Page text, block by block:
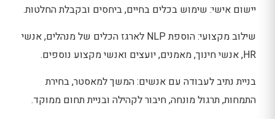
יישום אישי: שימוש בכלים בחיים, ביחסים ובקבלת החלטות.
שילוב מקצועי: הוספת NLP לארגז הכלים של מנהלים, אנשי
HR, אנשי חינוך, מאמנים, יועצים ואנשי מקצוע נוספים.
בניית נתיב לעבודה עם אנשים: המשך למאסטר, בחירת
התמחות, תרגול מונחה, חיבור לקהילה ובניית תחום ממוקד.